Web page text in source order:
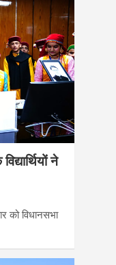
ने
को विधानसभा